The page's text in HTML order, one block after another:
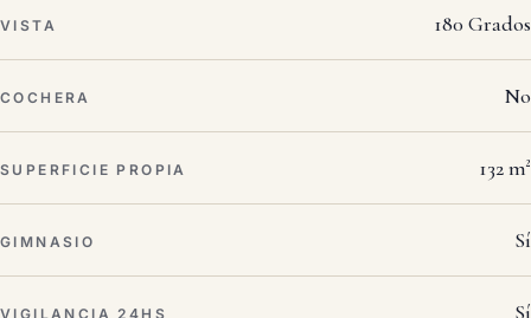
VISTA 180 Grados
COCHERA No
SUPERFICIE PROPIA 132 m²
GIMNASIO Sí
VIGILANCIA 24HS Sí